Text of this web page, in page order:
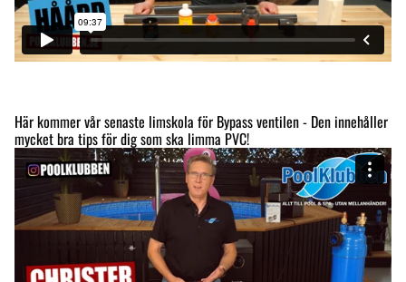
Här kommer vår senaste limskola för Bypass ventilen - Den innehåller
mycket bra tips för dig som ska limma PVC!